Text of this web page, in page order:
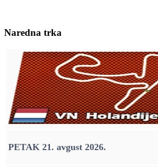
Naredna trka
PETAK 21. avgust 2026.